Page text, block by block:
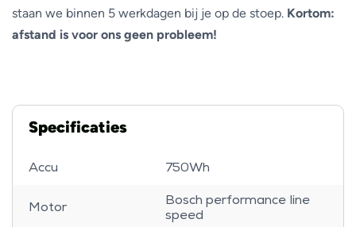
staan we binnen 5 werkdagen bij je op de stoep. Kortom:
afstand is voor ons geen probleem!
Specificaties
Accu 750Wh
Motor
Bosch performance line
speed